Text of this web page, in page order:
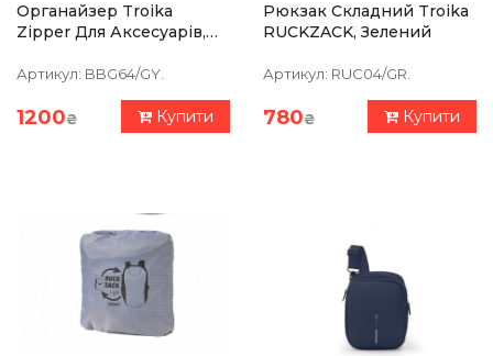
Органайзер Troika
Zipper Для Аксесуарів,
Артикул: BBG64/GY.
1200₴ Купити
Рюкзак Складний Troika
RUCKZACK, Зелений
Артикул: RUC04/GR.
780₴ Купити